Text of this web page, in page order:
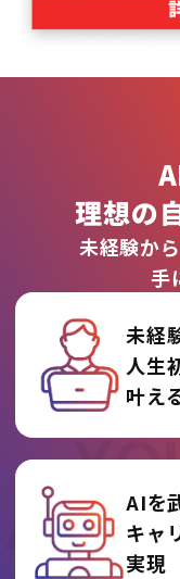
AT
理想の
未経験か
手
未経
人生
叶え
AIを
キャ
実現